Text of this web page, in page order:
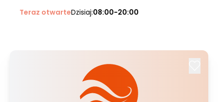
Teraz otwarteDzisiaj:08:00-20:00